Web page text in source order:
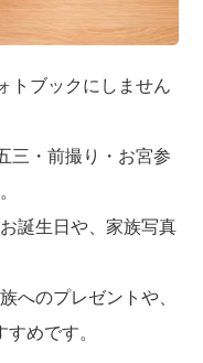
トブックにしません
三・前撮り・お宮参
誕生日や、家族写真
へのプレゼントや、
めです。